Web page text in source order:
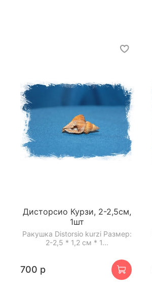
Дисторсио Курзи, 2-2,5см,
1шт
Ракушка Distorsio kurzi Размер:
2-2,5 * 1,2 см * 1...
700 р